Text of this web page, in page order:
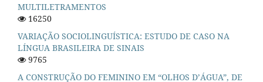
MULTILETRAMENTOS
16250
VARIAÇÃO SOCIOLINGUÍSTICA: ESTUDO DE CASO NA
LÍNGUA BRASILEIRA DE SINAIS
9765
A CONSTRUÇÃO DO FEMININO EM “OLHOS D’ÁGUA”, DE